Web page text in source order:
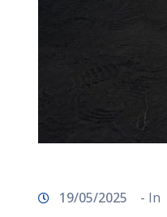
19/05/2025 - In